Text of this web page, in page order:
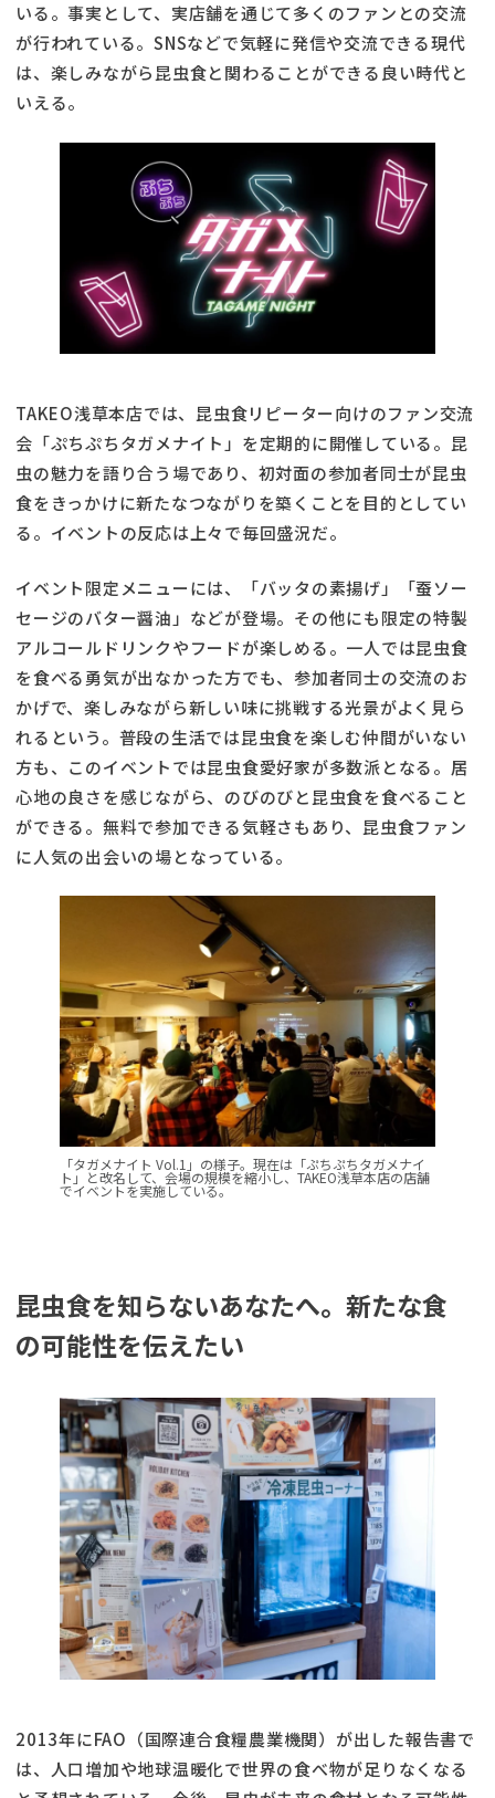
いる。事実として、実店舗を通じて多くのファンとの交流
が行われている。SNSなどで気軽に発信や交流できる現代
は、楽しみながら昆虫食と関わることができる良い時代と
いえる。
TAKEO浅草本店では、昆虫食リピーター向けのファン交流
会「ぷちぷちタガメナイト」を定期的に開催している。昆
虫の魅力を語り合う場であり、初対面の参加者同士が昆虫
食をきっかけに新たなつながりを築くことを目的としてい
る。イベントの反応は上々で毎回盛況だ。
イベント限定メニューには、「バッタの素揚げ」「蚕ソー
セージのバター醤油」などが登場。その他にも限定の特製
アルコールドリンクやフードが楽しめる。一人では昆虫食
を食べる勇気が出なかった方でも、参加者同士の交流のお
かげで、楽しみながら新しい味に挑戦する光景がよく見ら
れるという。普段の生活では昆虫食を楽しむ仲間がいない
方も、このイベントでは昆虫食愛好家が多数派となる。居
心地の良さを感じながら、のびのびと昆虫食を食べること
ができる。無料で参加できる気軽さもあり、昆虫食ファン
に人気の出会いの場となっている。
「タガメナイト Vol.1」の様子。現在は「ぷちぷちタガメナイ
ト」と改名して、会場の規模を縮小し、TAKEO浅草本店の店舗
でイベントを実施している。
昆虫食を知らないあなたへ。新たな食
の可能性を伝えたい
2013年にFAO（国際連合食糧農業機関）が出した報告書で
は、人口増加や地球温暖化で世界の食べ物が足りなくなる